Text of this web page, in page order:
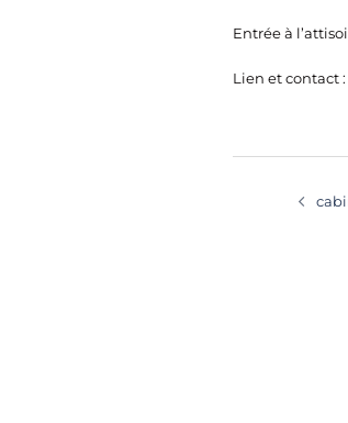
Entrée à
Lien et contact